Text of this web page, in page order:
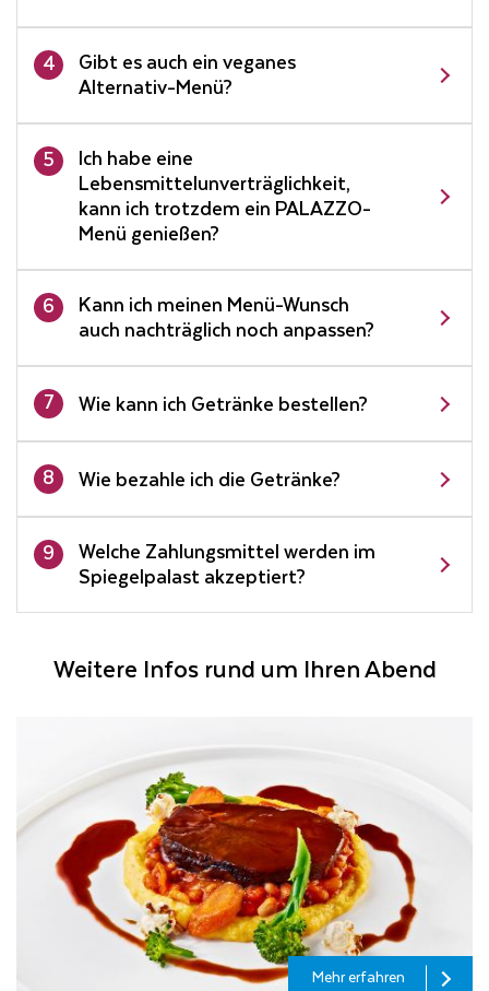
4
Gibt es auch ein veganes
Alternativ-Menü?
5
Ich habe eine
Lebensmittelunverträglichkeit,
kann ich trotzdem ein PALAZZO-
Menü genießen?
6
Kann ich meinen Menü-Wunsch
auch nachträglich noch anpassen?
7 Wie kann ich Getränke bestellen?
8 Wie bezahle ich die Getränke?
9
Welche Zahlungsmittel werden im
Spiegelpalast akzeptiert?
Weitere Infos rund um Ihren Abend
Mehr erfahren